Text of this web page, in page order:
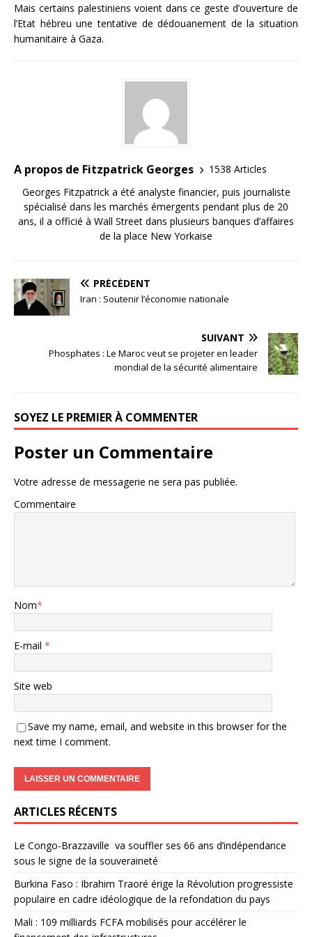
Mais certains palestiniens voient dans ce geste d’ouverture de
l’Etat hébreu une tentative de dédouanement de la situation
humanitaire à Gaza.
A propos de Fitzpatrick Georges
1538 Articles
Georges Fitzpatrick a été analyste financier, puis journaliste
spécialisé dans les marchés émergents pendant plus de 20
ans, il a officié à Wall Street dans plusieurs banques d’affaires
de la place New Yorkaise
PRÉCÉDENT
Iran : Soutenir l’économie nationale
SUIVANT
Phosphates : Le Maroc veut se projeter en leader
mondial de la sécurité alimentaire
SOYEZ LE PREMIER À COMMENTER
Poster un Commentaire
Votre adresse de messagerie ne sera pas publiée.
Commentaire
Nom*
E-mail *
Site web
Save my name, email, and website in this browser for the
next time I comment.
ARTICLES RÉCENTS
Le Congo-Brazzaville va souffler ses 66 ans d’indépendance
sous le signe de la souveraineté
Burkina Faso : Ibrahim Traoré érige la Révolution progressiste
populaire en cadre idéologique de la refondation du pays
Mali : 109 milliards FCFA mobilisés pour accélérer le